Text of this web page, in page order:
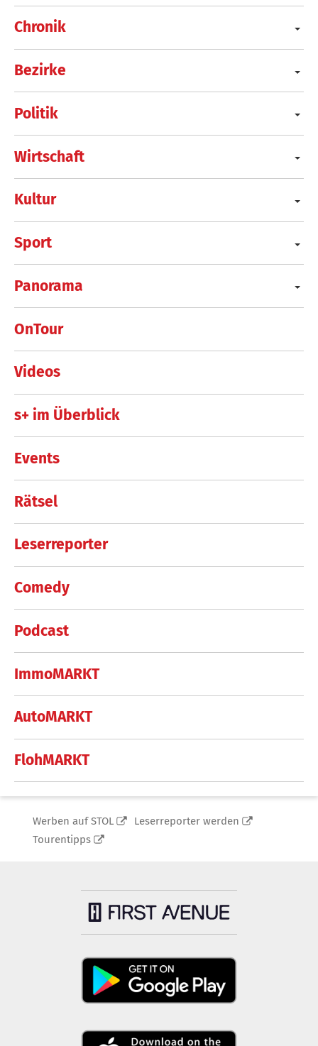
Chronik
Bezirke
Politik
Wirtschaft
Kultur
Sport
Panorama
OnTour
Videos
s+ im Überblick
Events
Rätsel
Leserreporter
Comedy
Podcast
ImmoMARKT
AutoMARKT
FlohMARKT
Werben auf STOL
Leserreporter werden
Tourentipps